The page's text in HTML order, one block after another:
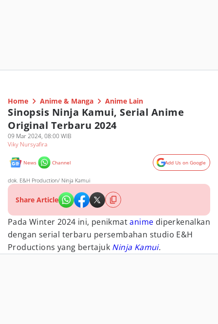
Home Anime & Manga Anime Lain
Sinopsis Ninja Kamui, Serial Anime
Original Terbaru 2024
09 Mar 2024, 08:00 WIB
Viky Nursyafira
News Channel Add Us on Google
dok. E&H Production/ Ninja Kamui
Share Article
Pada Winter 2024 ini, penikmatanime diperkenalkan
dengan serial terbaru persembahan studio E&H
Productions yang bertajuk Ninja Kamui.